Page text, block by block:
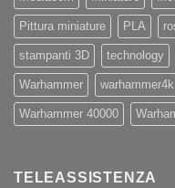
Pittura miniature PLA
stampanti 3D technology
Warhammer warhammer4k
Warhammer 40000
TELEASSISTENZA